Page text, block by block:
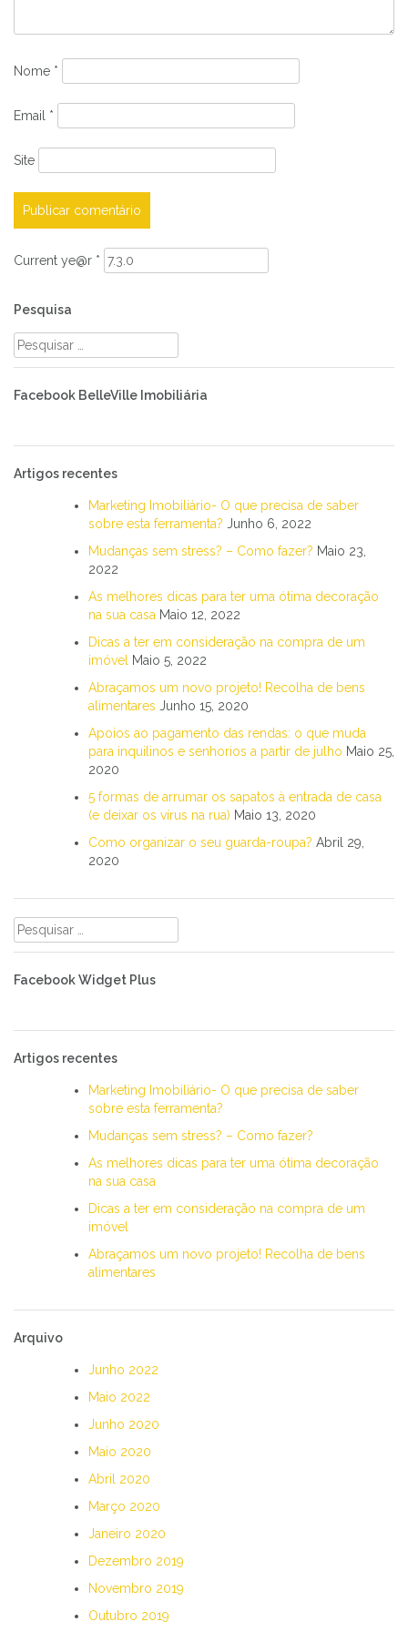
Nome *
Email *
Site
Current ye@r *
Pesquisa
Pesquisar
por:
Facebook BelleVille Imobiliária
Artigos recentes
Marketing Imobiliário- O que precisa de saber
sobre esta ferramenta? Junho 6, 2022
Mudanças sem stress? – Como fazer? Maio 23,
2022
As melhores dicas para ter uma ótima decoração
na sua casa Maio 12, 2022
Dicas a ter em consideração na compra de um
imóvel
Maio 5, 2022
Abraçamos um novo projeto! Recolha de bens
alimentares Junho 15, 2020
Apoios ao pagamento das rendas: o que muda
para inquilinos e senhorios a partir de julho Maio 25,
2020
5 formas de arrumar os sapatos à entrada de casa
(e deixar os vírus na rua) Maio 13, 2020
Como organizar o seu guarda-roupa? Abril 29,
2020
Pesquisar
por:
Facebook Widget Plus
Artigos recentes
Marketing Imobiliário- O que precisa de saber
sobre esta ferramenta?
Mudanças sem stress? – Como fazer?
As melhores dicas para ter uma ótima decoração
na sua casa
Dicas a ter em consideração na compra de um
imóvel
Abraçamos um novo projeto! Recolha de bens
alimentares
Arquivo
Junho 2022
Maio 2022
Junho 2020
Maio 2020
Abril 2020
Março 2020
Janeiro 2020
Dezembro 2019
Novembro 2019
Outubro 2019